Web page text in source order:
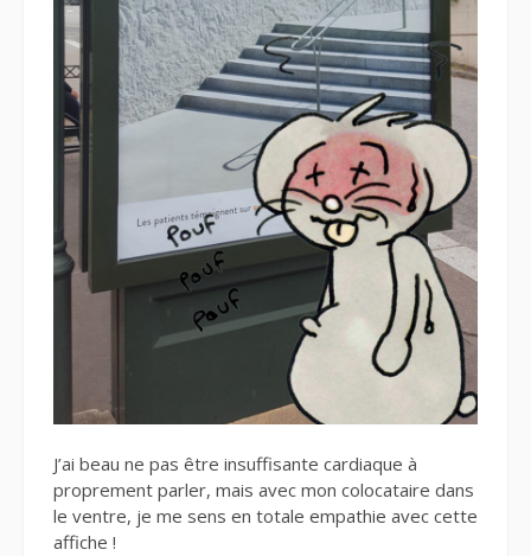
J’ai beau ne pas être insuffisante cardiaque à
proprement parler, mais avec mon colocataire dans
le ventre, je me sens en totale empathie avec cette
affiche !